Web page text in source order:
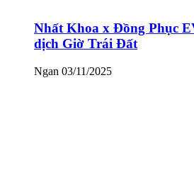
Nhất Khoa x Đồng Phục
dịch Giờ Trái Đất
Ngan 03/11/2025